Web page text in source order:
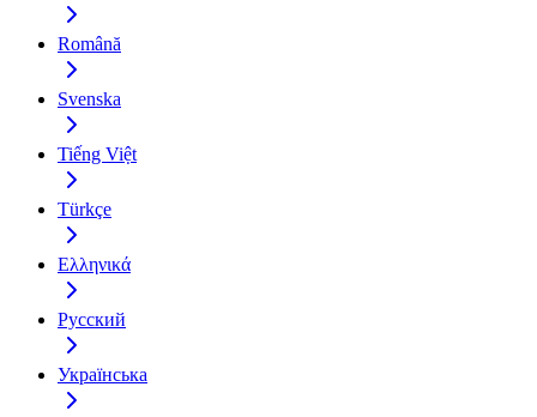
Română
Svenska
Tiếng Việt
Türkçe
Ελληνικά
Русский
Українська